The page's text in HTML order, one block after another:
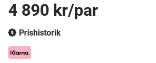
4 890 kr/par
Prishistorik